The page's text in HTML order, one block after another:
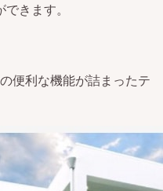
きます。
便利な機能が詰まったテ